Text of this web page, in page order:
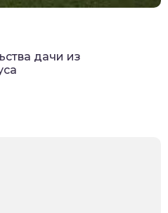
дачи из